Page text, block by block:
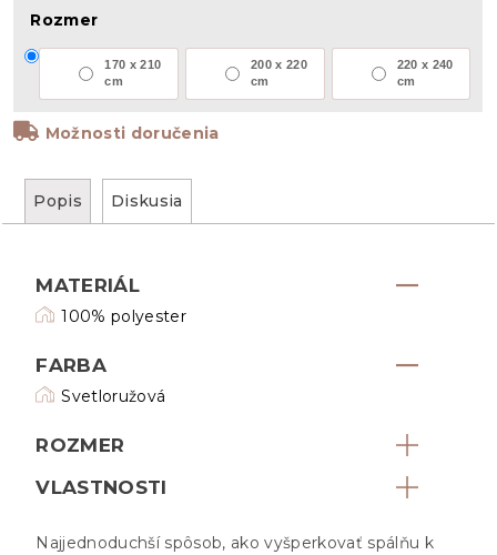
Rozmer
170 x 210
cm
200 x 220
cm
220 x 240
cm
Možnosti doručenia
Popis Diskusia
MATERIÁL
100% polyester
FARBA
Svetloružová
ROZMER
VLASTNOSTI
Najjednoduchší spôsob, ako vyšperkovať spálňu k